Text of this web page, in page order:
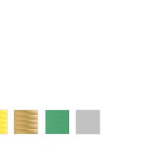
GIALLOORO